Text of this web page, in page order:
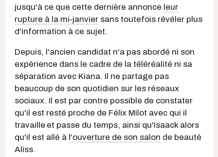
jusqu'à ce que cette dernière annonce leur
rupture à la mi-janvier sans toutefois révéler plus
d'information à ce sujet.
Depuis, l'ancien candidat n'a pas abordé ni son
expérience dans le cadre de la téléréalité ni sa
séparation avec Kiana. Il ne partage pas
beaucoup de son quotidien sur les réseaux
sociaux. Il est par contre possible de constater
qu'il est resté proche de Félix Milot avec qui il
travaille et passe du temps, ainsi qu'Isaack alors
qu'il est allé à l'ouverture de son salon de beauté
Aliss.